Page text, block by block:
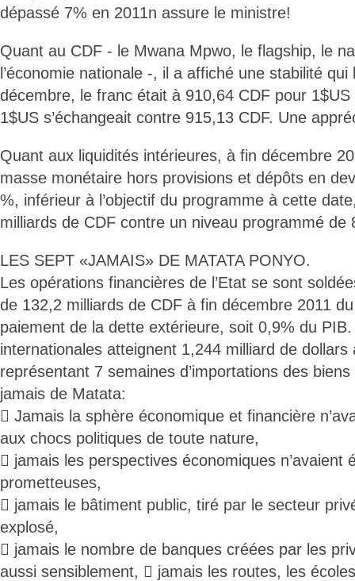
dépassé 7% en 2011n assure le ministre!
Quant au CDF - le Mwana Mpwo, le flagship, le
l’économie nationale -, il a affiché une stabilité
décembre, le franc était à 910,64 CDF pour
1$US s’échangeait contre 915,13 CDF. Une
Quant aux liquidités intérieures, à fin décembre
masse monétaire hors provisions et dépôts en
%, inférieur à l’objectif du programme à cette
milliards de CDF contre un niveau programmé de
LES SEPT «JAMAIS» DE MATATA PONYO.
Les opérations financières de l’Etat se sont
de 132,2 milliards de CDF à fin décembre 2011
paiement de la dette extérieure, soit 0,9% du
internationales atteignent 1,244 milliard de dollars
représentant 7 semaines d’importations des
jamais de Matata:
 Jamais la sphère économique et financière
aux chocs politiques de toute nature,
 jamais les perspectives économiques n’avaient
prometteuses,
 jamais le bâtiment public, tiré par le secteur
explosé,
 jamais le nombre de banques créées par les
aussi sensiblement,  jamais les routes, les